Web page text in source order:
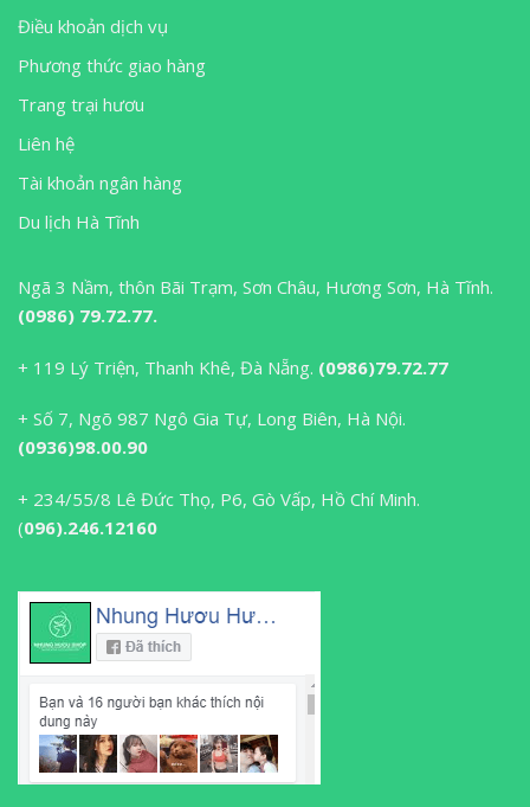
Điều khoản dịch vụ
Phương thức giao hàng
Trang trại hươu
Liên hệ
Tài khoản ngân hàng
Du lịch Hà Tĩnh
Ngã 3 Nầm, thôn Bãi Trạm, Sơn Châu, Hương Sơn, Hà Tĩnh.
(0986) 79.72.77.
+ 119 Lý Triện, Thanh Khê, Đà Nẵng. (0986)79.72.77
+ Số 7, Ngõ 987 Ngô Gia Tự, Long Biên, Hà Nội.
(0936)98.00.90
+ 234/55/8 Lê Đức Thọ, P6, Gò Vấp, Hồ Chí Minh.
(096).246.12160